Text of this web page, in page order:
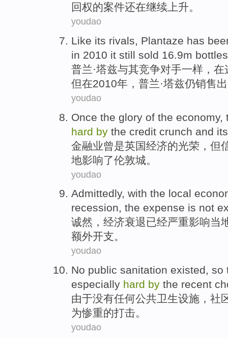
回权的案件还在继续 上升。
youdao
Like its rivals, Plantaze has
in 2010 it still sold 16.9m bottles
普兰·塔兹与其竞争对手一样 ， 在
但在2010年，普兰·塔兹仍销售
youdao
Once the glory of the economy,
hard by the credit crunch and
金融业曾是英国经济的光荣 ，但
地影响了伦敦城 。
youdao
Admittedly, with the local
recession, the expense is not
诚然 ， 经济衰退已经严重影响当
额外开支。
youdao
No public sanitation existed, so
especially hard by the recent
由于没有任何公共卫生设施 ， 社
为惨重的打击。
youdao